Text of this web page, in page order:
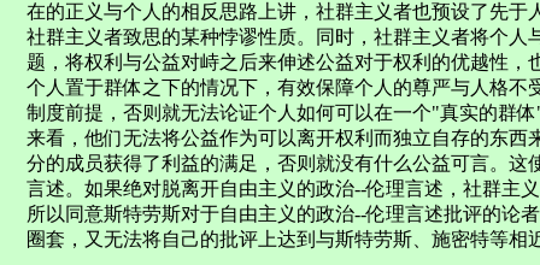
在的正义与个人的相反思路上讲，社群主义者也预设了先
社群主义者致思的某种悖谬性质。同时，社群主义者将个人
题，将权利与公益对峙之后来伸述公益对于权利的优越性
个人置于群体之下的情况下，有效保障个人的尊严与人格
制度前提，否则就无法论证个人如何可以在一个"真实的群
来看，他们无法将公益作为可以离开权利而独立自存的东
分的成员获得了利益的满足，否则就没有什么公益可言。
言述。如果绝对脱离开自由主义的政治--伦理言述，社群主
所以同意斯特劳斯对于自由主义的政治--伦理言述批评的论
圈套，又无法将自己的批评上达到与斯特劳斯、施密特等相